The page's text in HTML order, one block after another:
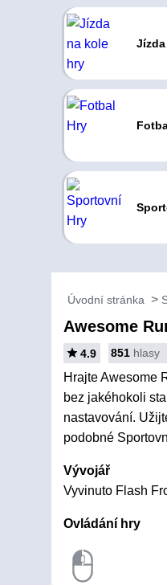
Úvodní stránka
Awesome
4.9 851 hlasy
Hrajte Awesome
bez jakéhokoli
nastavování.
podobné
Vývojář
Vyvinuto Flash
Ovládání hry